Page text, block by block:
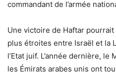
commandant de l’armée
Une victoire de Haftar
plus étroites entre Israël et la
l’Etat juif. L’année dernière,
les Émirats arabes unis ont